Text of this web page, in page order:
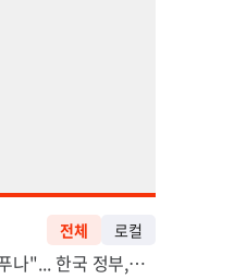
전체 로컬
"65세 복수국적 빗장 푸나"... 한국 정부, 연령 완화 전면 추진